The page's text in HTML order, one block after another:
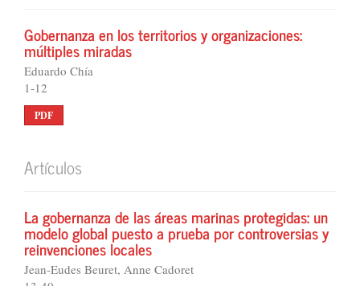
Gobernanza en los territorios y organizaciones:
múltiples miradas
Eduardo Chía
1-12
PDF
Artículos
La gobernanza de las áreas marinas protegidas: un
modelo global puesto a prueba por controversias y
reinvenciones locales
Jean-Eudes Beuret, Anne Cadoret